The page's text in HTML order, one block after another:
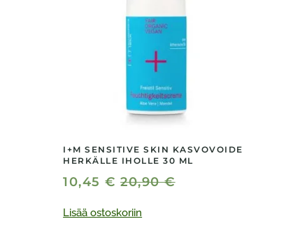
I+M SENSITIVE SKIN KASVOVOIDE
HERKÄLLE IHOLLE 30 ML
10,45€ 20,90€
Lisää ostoskoriin